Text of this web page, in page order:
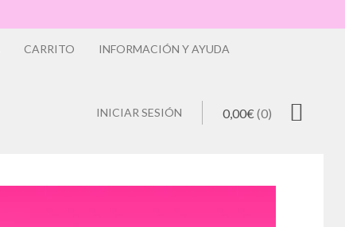
CARRITO INFORMACIÓN Y AYUDA
0,00€(0)
INICIAR SESIÓN